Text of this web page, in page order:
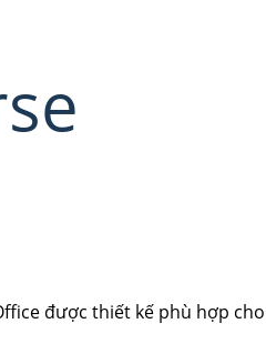
được thiết kế phù hợp